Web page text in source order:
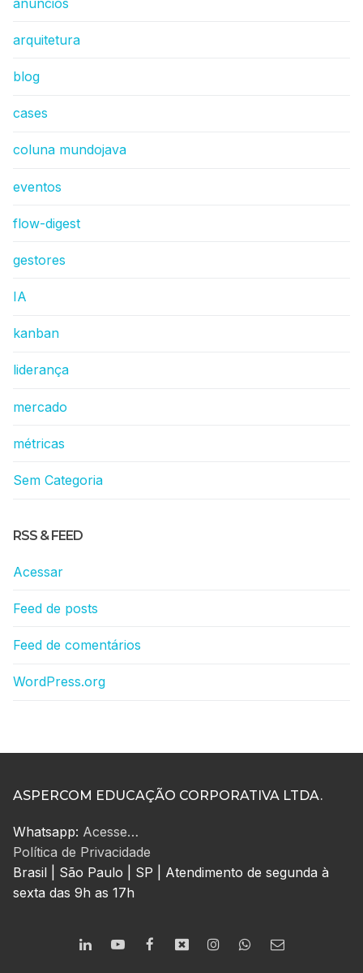
arquitetura
blog
cases
coluna mundojava
eventos
flow-digest
gestores
IA
kanban
liderança
mercado
métricas
Sem Categoria
RSS & FEED
Acessar
Feed de posts
Feed de comentários
WordPress.org
ASPERCOM EDUCAÇÃO CORPORATIVA LTDA.
Whatsapp: Acesse…
Política de Privacidade
Brasil | São Paulo | SP | Atendimento de segunda à
sexta das 9h as 17h